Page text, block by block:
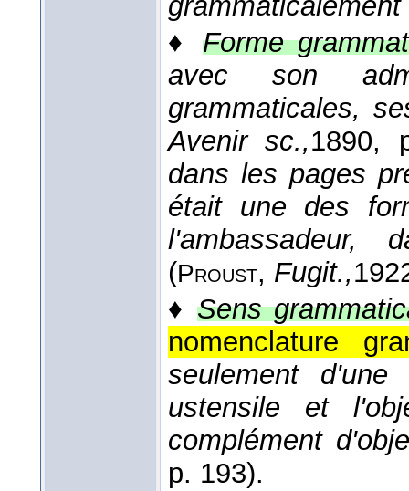
♦ Forme
avec son
grammaticales,
Avenir sc.,1890,
dans les pages
était une des
l'ambassadeur,
(Proust, Fugit.,
♦Sens
nomenclature
seulement d'une
ustensile et
complément
p. 193).